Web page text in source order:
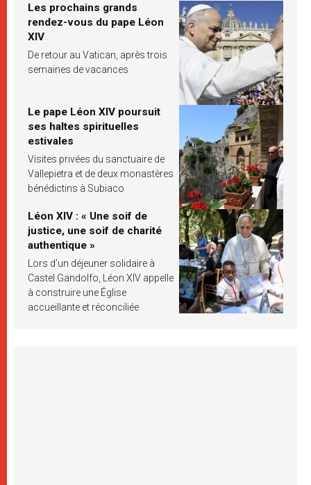
Les prochains grands
rendez-vous du pape Léon
XIV
De retour au Vatican, après trois
semaines de vacances
Le pape Léon XIV poursuit
ses haltes spirituelles
estivales
Visites privées du sanctuaire de
Vallepietra et de deux monastères
bénédictins à Subiaco
Léon XIV : « Une soif de
justice, une soif de charité
authentique »
Lors d’un déjeuner solidaire à
Castel Gandolfo, Léon XIV appelle
à construire une Église
accueillante et réconciliée